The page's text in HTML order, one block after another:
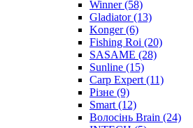
Winner (58)
Gladiator (13)
Konger (6)
Fishing Roi (20)
SASAME (28)
Sunline (15)
Carp Expert (11)
Різне (9)
Smart (12)
Волосінь Brain (24)